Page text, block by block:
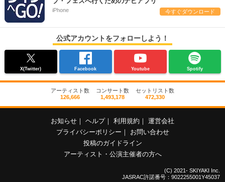
iPhone 今すぐダウンロード
公式アカウントをフォローしよう！
X(Twitter) Facebook Youtube Spotify
アーティスト数
126,666
コンサート数
1,493,178
セットリスト数
472,330
お知らせ ヘルプ 利用規約
運営会社
プライバシーポリシー
お問い合わせ
投稿のガイドライン
アーティスト・公演主催者の方へ
(C) 2021- SKIYAKI Inc.
JASRAC許諾番号：9022255001Y45037